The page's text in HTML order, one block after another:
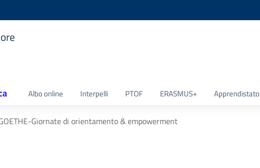
Albo online Interpelli PTOF ERASMUS+ Apprendistato
Giornate di orientamento & empowerment